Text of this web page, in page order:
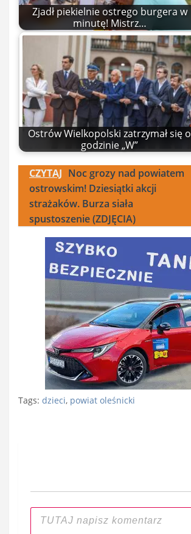
Zjadł piekielnie ostrego burgera w
minutę! Mistrz…
Ostrów Wielkopolski zatrzymał się o
godzinie „W”
CZYTAJ Noc grozy nad powiatem
ostrowskim! Dziesiątki akcji
strażaków. Burza siała
spustoszenie (ZDJĘCIA)
Tags: dzieci, powiat oleśnicki